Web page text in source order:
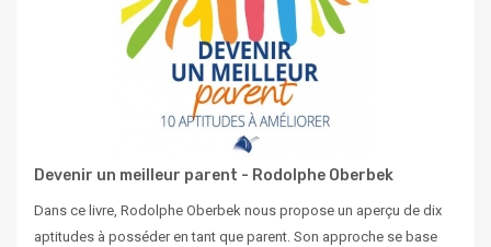
Devenir un meilleur parent - Rodolphe Oberbek
Dans ce livre, Rodolphe Oberbek nous propose un aperçu de dix
aptitudes à posséder en tant que parent. Son approche se base